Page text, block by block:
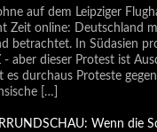
auf dem Leipziger
Zeit online: Deutschland
betrachtet. In Südasien
- aber dieser Protest ist
es durchaus Proteste
[…]
Wenn die